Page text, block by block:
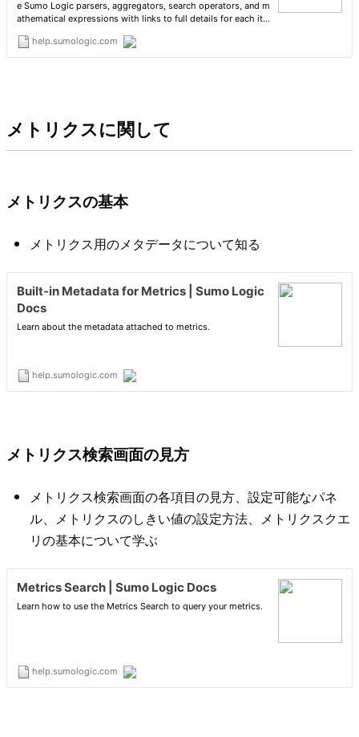
メトリクスに関して
メトリクスの基本
メトリクス用のメタデータについて知る
メトリクス検索画面の見方
メトリクス検索画面の各項目の見方、設定可能なパネ
ル、メトリクスのしきい値の設定方法、メトリクスクエ
リの基本について学ぶ